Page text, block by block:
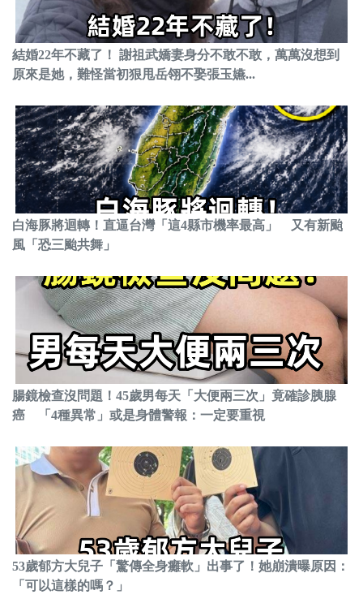
結婚22年不藏了！ 謝祖武嬌妻身分不敢不敢，萬萬沒想到
原來是她，難怪當初狠甩岳翎不娶張玉嬿...
白海豚將迴轉！直逼台灣「這4縣市機率最高」 又有新颱
風「恐三颱共舞」
腸鏡檢查沒問題！45歲男每天「大便兩三次」竟確診胰腺
癌 「4種異常」或是身體警報：一定要重視
53歲郁方大兒子「驚傳全身癱軟」出事了！她崩潰曝原因：
「可以這樣的嗎？」